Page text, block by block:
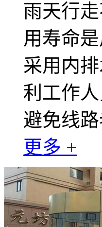
雨天行
用寿命
采用内
利工作
避免线
更多 +